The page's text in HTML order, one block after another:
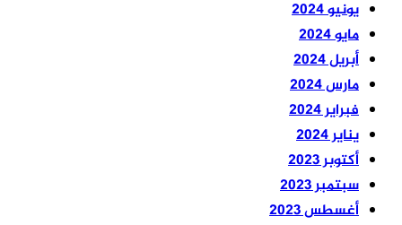
يونيو 2024
مايو 2024
أبريل 2024
مارس 2024
فبراير 2024
يناير 2024
أكتوبر 2023
سبتمبر 2023
أغسطس 2023